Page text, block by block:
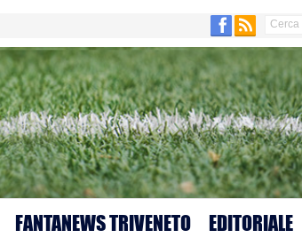
FANTANEWS TRIVENETO EDITORIALE